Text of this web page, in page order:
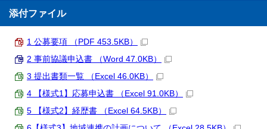
添付ファイル
1 公募要項 （PDF 453.5KB）
2 事前協議申込書 （Word 47.0KB）
3 提出書類一覧 （Excel 46.0KB）
4 【様式1】応募申込書 （Excel 91.0KB）
5 【様式2】経歴書 （Excel 64.5KB）